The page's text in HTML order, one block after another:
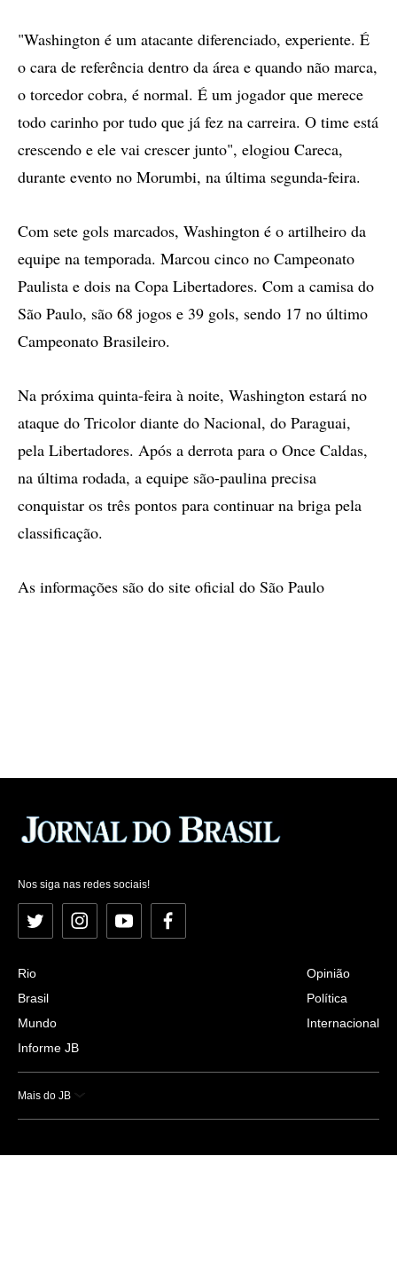
"Washington é um atacante diferenciado, experiente. É
o cara de referência dentro da área e quando não marca,
o torcedor cobra, é normal. É um jogador que merece
todo carinho por tudo que já fez na carreira. O time está
crescendo e ele vai crescer junto", elogiou Careca,
durante evento no Morumbi, na última segunda-feira.
Com sete gols marcados, Washington é o artilheiro da
equipe na temporada. Marcou cinco no Campeonato
Paulista e dois na Copa Libertadores. Com a camisa do
São Paulo, são 68 jogos e 39 gols, sendo 17 no último
Campeonato Brasileiro.
Na próxima quinta-feira à noite, Washington estará no
ataque do Tricolor diante do Nacional, do Paraguai,
pela Libertadores. Após a derrota para o Once Caldas,
na última rodada, a equipe são-paulina precisa
conquistar os três pontos para continuar na briga pela
classificação.
As informações são do site oficial do São Paulo
Nos siga nas redes sociais!
Twitter InstagramYouTubeFacebook
Rio
Brasil
Mundo
Informe JB
Opinião
Política
Internacional
Mais do JB
Esportes